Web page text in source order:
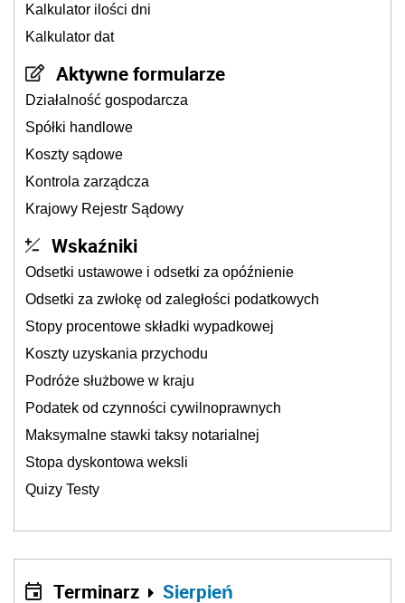
Kalkulator ilości dni
Kalkulator dat
Aktywne formularze
Działalność gospodarcza
Spółki handlowe
Koszty sądowe
Kontrola zarządcza
Krajowy Rejestr Sądowy
Wskaźniki
Odsetki ustawowe i odsetki za opóźnienie
Odsetki za zwłokę od zaległości podatkowych
Stopy procentowe składki wypadkowej
Koszty uzyskania przychodu
Podróże służbowe w kraju
Podatek od czynności cywilnoprawnych
Maksymalne stawki taksy notarialnej
Stopa dyskontowa weksli
Quizy Testy
Terminarz Sierpień